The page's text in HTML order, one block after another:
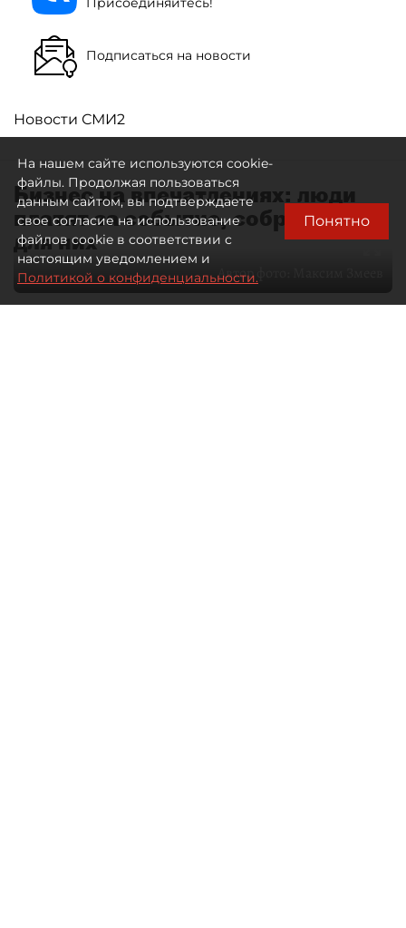
Подписаться на новости
Новости СМИ2
Бизнес на впечатлениях: люди
платят за событие, собранное
для них
Автор фото:
На нашем сайте используются cookie-
файлы. Продолжая пользоваться
данным сайтом, вы подтверждаете
свое согласие на использование
файлов cookie в соответствии с
настоящим уведомлением и
Политикой о конфиденциальности.
Понятно